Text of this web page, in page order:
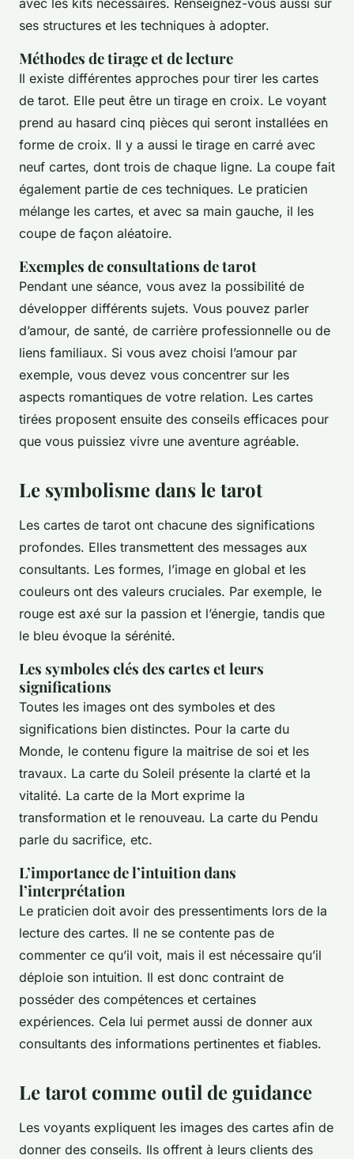
avec les kits nécessaires. Renseignez-vous aussi sur
ses structures et les techniques à adopter.
Méthodes de tirage et de lecture
Il existe différentes approches pour tirer les cartes
de tarot. Elle peut être un tirage en croix. Le voyant
prend au hasard cinq pièces qui seront installées en
forme de croix. Il y a aussi le tirage en carré avec
neuf cartes, dont trois de chaque ligne. La coupe fait
également partie de ces techniques. Le praticien
mélange les cartes, et avec sa main gauche, il les
coupe de façon aléatoire.
Exemples de consultations de tarot
Pendant une séance, vous avez la possibilité de
développer différents sujets. Vous pouvez parler
d’amour, de santé, de carrière professionnelle ou de
liens familiaux. Si vous avez choisi l’amour par
exemple, vous devez vous concentrer sur les
aspects romantiques de votre relation. Les cartes
tirées proposent ensuite des conseils efficaces pour
que vous puissiez vivre une aventure agréable.
Le symbolisme dans le tarot
Les cartes de tarot ont chacune des significations
profondes. Elles transmettent des messages aux
consultants. Les formes, l’image en global et les
couleurs ont des valeurs cruciales. Par exemple, le
rouge est axé sur la passion et l’énergie, tandis que
le bleu évoque la sérénité.
Les symboles clés des cartes et leurs
significations
Toutes les images ont des symboles et des
significations bien distinctes. Pour la carte du
Monde, le contenu figure la maitrise de soi et les
travaux. La carte du Soleil présente la clarté et la
vitalité. La carte de la Mort exprime la
transformation et le renouveau. La carte du Pendu
parle du sacrifice, etc.
L’importance de l’intuition dans
l’interprétation
Le praticien doit avoir des pressentiments lors de la
lecture des cartes. Il ne se contente pas de
commenter ce qu’il voit, mais il est nécessaire qu’il
déploie son intuition. Il est donc contraint de
posséder des compétences et certaines
expériences. Cela lui permet aussi de donner aux
consultants des informations pertinentes et fiables.
Le tarot comme outil de guidance
Les voyants expliquent les images des cartes afin de
donner des conseils. Ils offrent à leurs clients des